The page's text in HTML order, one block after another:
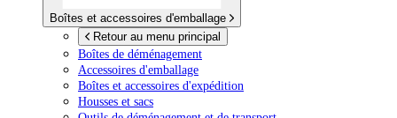
Boîtes et accessoires d'emballage
Retour au menu principal
Boîtes de déménagement
Accessoires d'emballage
Boîtes et accessoires d'expédition
Housses et sacs